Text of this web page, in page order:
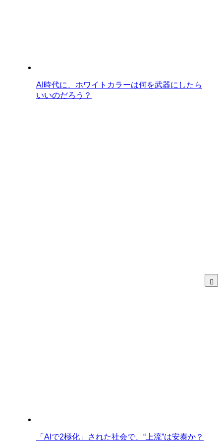
AI時代に、ホワイトカラーは何を武器にしたら
いいのだろう？
「AIで2極化」された社会で、“上流”は安泰か？